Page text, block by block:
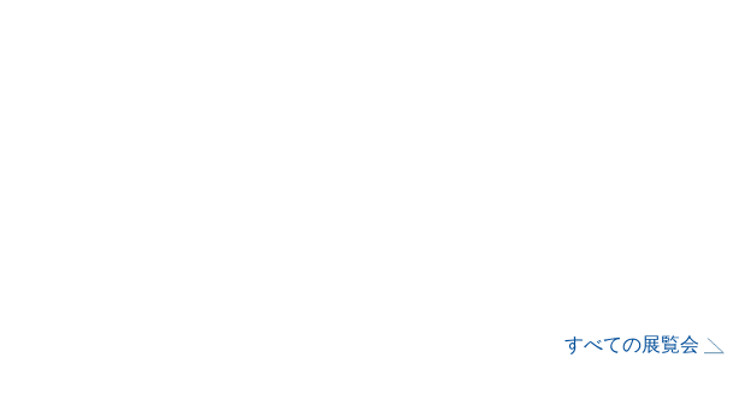
すべての展覧会